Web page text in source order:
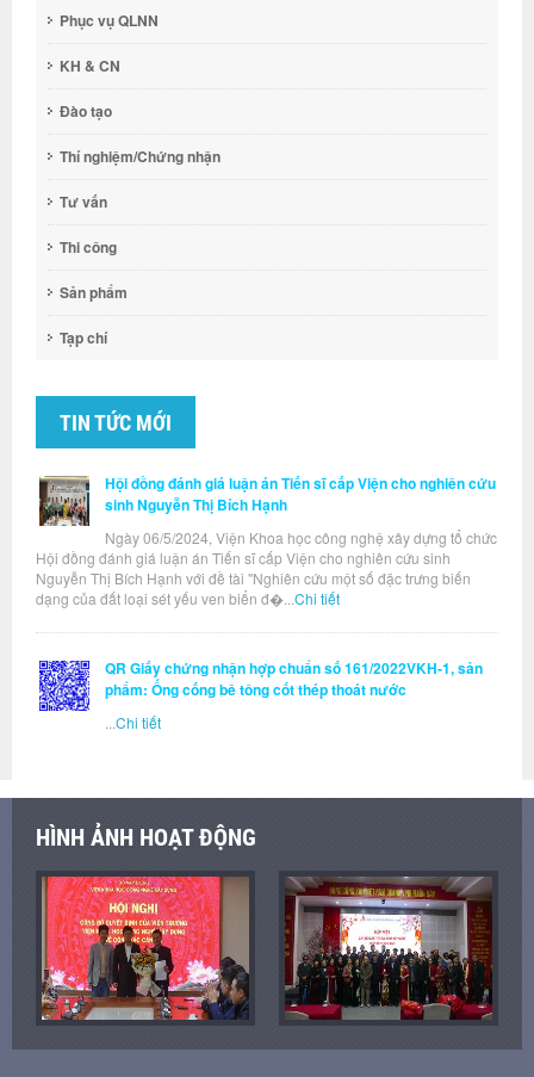
Phục vụ QLNN
KH & CN
Đào tạo
Thí nghiệm/Chứng nhận
Tư vấn
Thi công
Sản phẩm
Tạp chí
TIN TỨC MỚI
Hội đồng đánh giá luận án Tiến sĩ cấp Viện cho nghiên cứu
sinh Nguyễn Thị Bích Hạnh
Ngày 06/5/2024, Viện Khoa học công nghệ xây dựng tổ chức
Hội đồng đánh giá luận án Tiến sĩ cấp Viện cho nghiên cứu sinh
Nguyễn Thị Bích Hạnh với đề tài "Nghiên cứu một số đặc trưng biến
dạng của đất loại sét yếu ven biển đ�... Chi tiết
QR Giấy chứng nhận hợp chuẩn số 161/2022VKH-1, sản
phẩm: Ống cống bê tông cốt thép thoát nước
Chi tiết
HÌNH ẢNH HOẠT ĐỘNG